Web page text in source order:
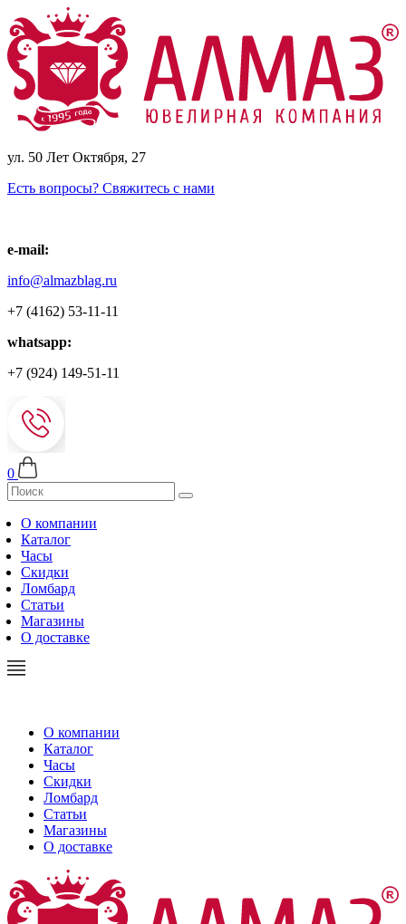
ул. 50 Лет Октября, 27
Есть вопросы? Свяжитесь с нами
e-mail:
info@almazblag.ru
+7 (4162) 53-11-11
whatsapp:
+7 (924) 149-51-11
0
О компании
Каталог
Часы
Скидки
Ломбард
Статьи
Магазины
О доставке
О компании
Каталог
Часы
Скидки
Ломбард
Статьи
Магазины
О доставке